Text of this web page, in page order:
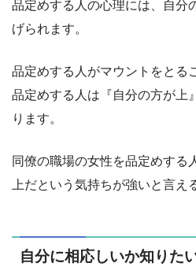
品定めする人の心理には、自分
げられます。
品定めする人がマウントをとる
品定めする人は『自分の方が上
ります。
同僚の職場の女性を品定めする
上だという気持ちが強いと言え
自分に相応しいか知りた